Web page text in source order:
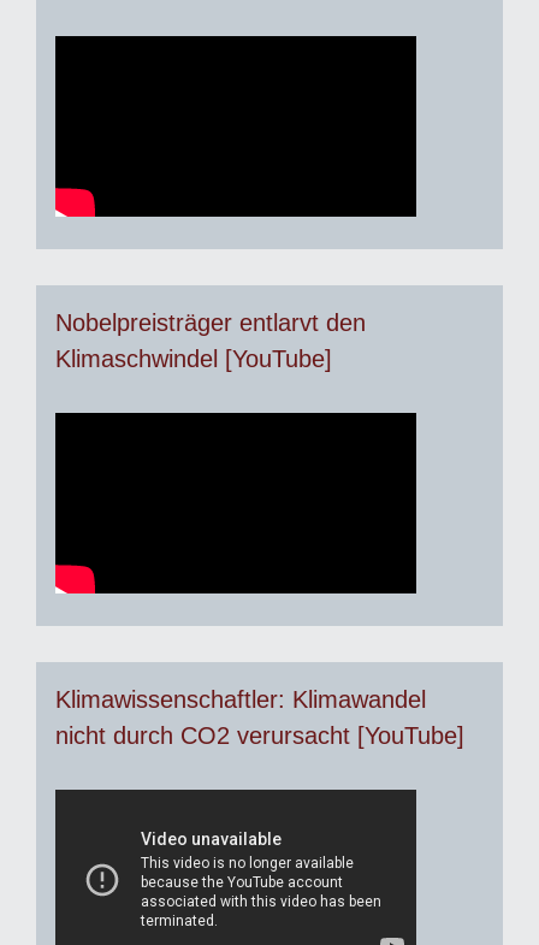
Nobelpreisträger entlarvt den
Klimaschwindel [YouTube]
Klimawissenschaftler: Klimawandel
nicht durch CO2 verursacht [YouTube]